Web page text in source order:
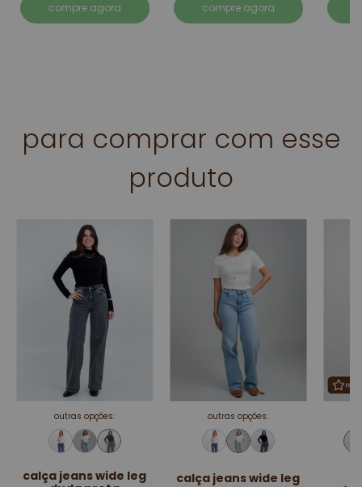
compre agora compre agora
para comprar com esse
produto
outras opções:
calça jeans wide leg
outras opções:
calça jeans wide leg